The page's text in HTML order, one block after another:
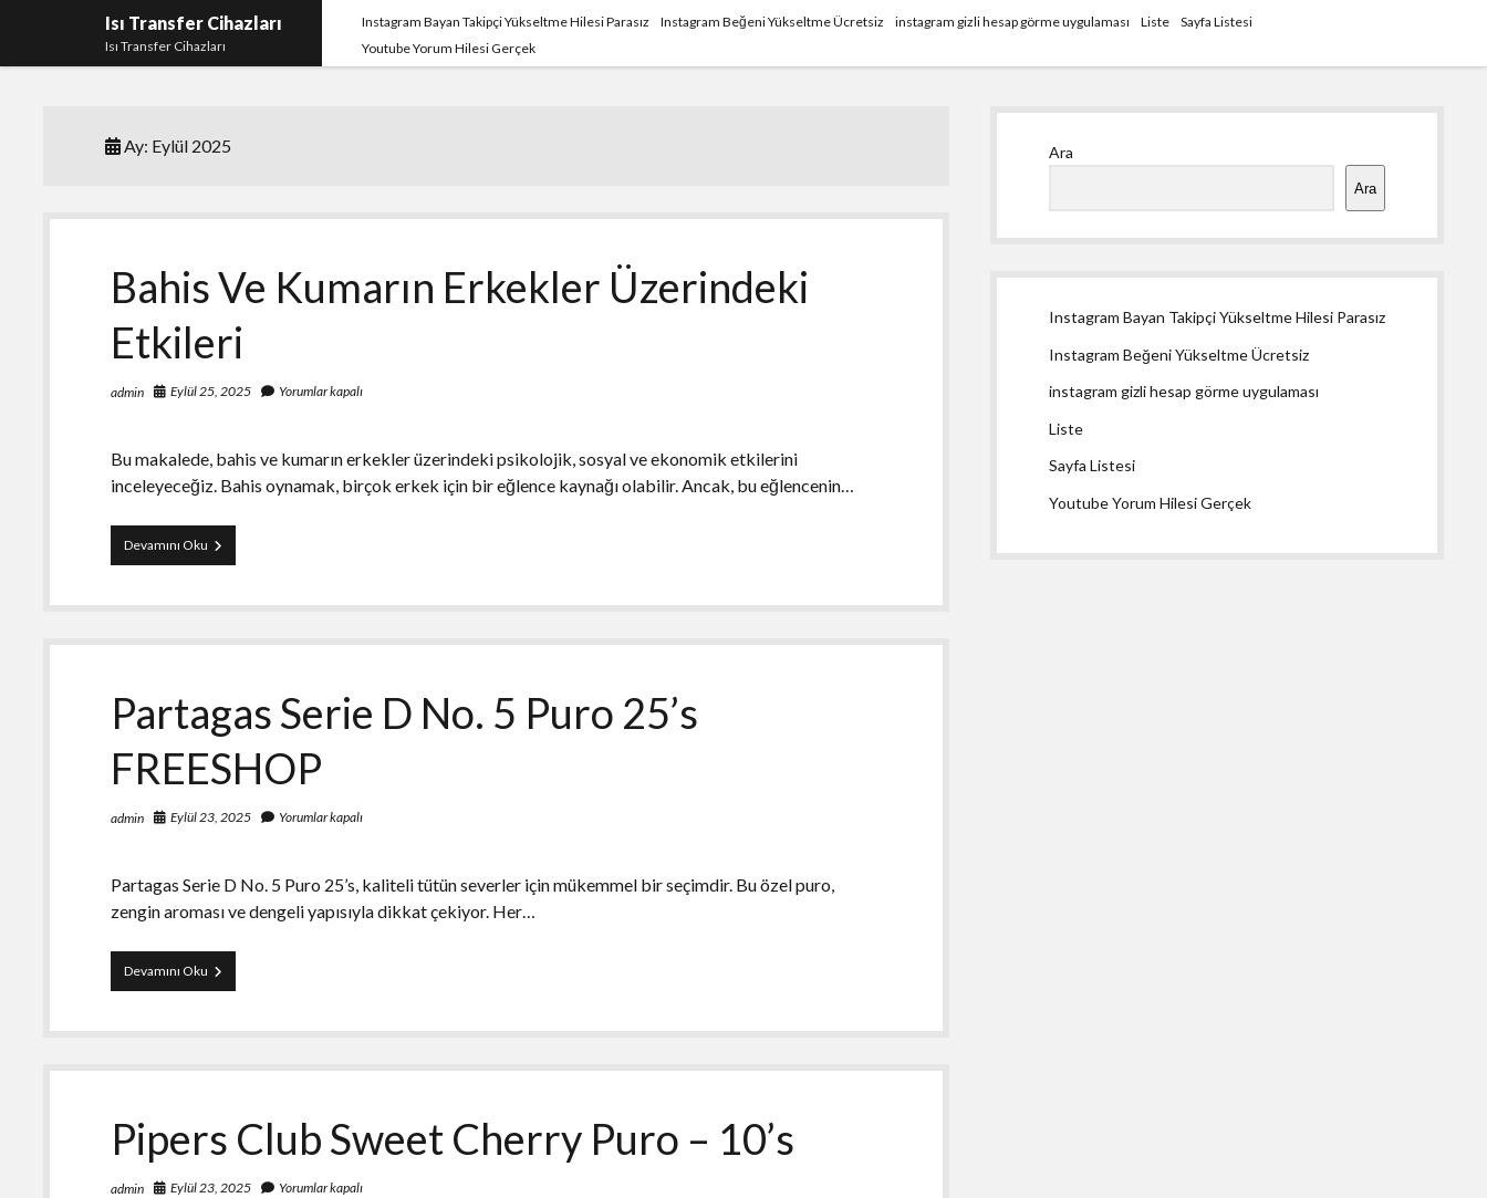
Isı Transfer Cihazları
Isı Transfer Cihazları
Instagram Bayan Takipçi Yükseltme Hilesi Parasız Instagram Beğeni Yükseltme Ücretsiz instagram gizli hesap görme uygulaması Liste
Sayfa Listesi
Youtube Yorum Hilesi Gerçek
Ay: Eylül 2025
Bahis Ve Kumarın Erkekler Üzerindeki
Etkileri
admin Eylül 25, 2025 Yorumlar kapalı
Bu makalede, bahis ve kumarın erkekler üzerindeki psikolojik, sosyal ve ekonomik etkilerini
inceleyeceğiz. Bahis oynamak, birçok erkek için bir eğlence kaynağı olabilir. Ancak, bu eğlencenin…
Devamını Oku Bahis
Ve
Erkekler
Etkileri
Partagas Serie D No. 5 Puro 25’s
FREESHOP
admin Eylül 23, 2025 Yorumlar kapalı
Partagas Serie D No. 5 Puro 25’s, kaliteli tütün severler için mükemmel bir seçimdir. Bu özel puro,
zengin aroması ve dengeli yapısıyla dikkat çekiyor. Her…
Devamını Oku Partagas
Serie
No.
Puro
Pipers Club Sweet Cherry Puro – 10’s
admin Eylül 23, 2025 Yorumlar kapalı
Ara
Ara
Instagram Bayan Takipçi Yükseltme Hilesi Parasız
Instagram Beğeni Yükseltme Ücretsiz
instagram gizli hesap görme uygulaması
Liste
Sayfa Listesi
Youtube Yorum Hilesi Gerçek